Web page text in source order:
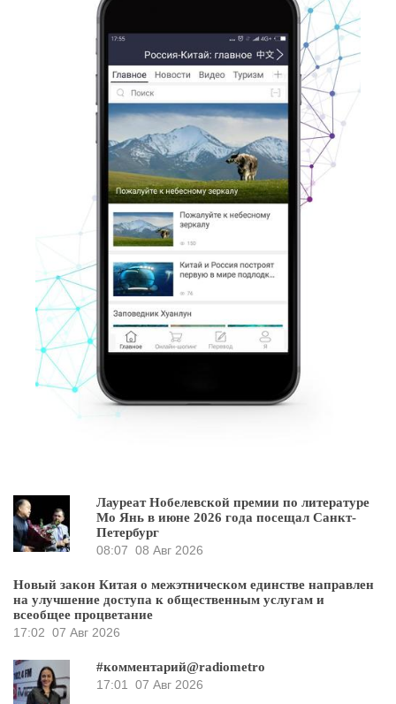
Лауреат Нобелевской премии по литературе
Мо Янь в июне 2026 года посещал Санкт-
Петербург
08:07 08 Авг 2026
Новый закон Китая о межэтническом единстве направлен
на улучшение доступа к общественным услугам и
всеобщее процветание
17:02 07 Авг 2026
#комментарий@radiometro
17:01
07 Авг 2026